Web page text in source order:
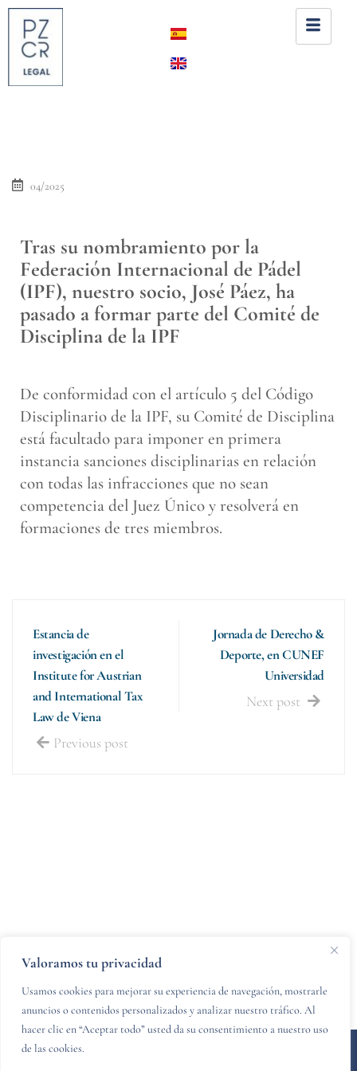
Valoramos tu privacidad
Usamos cookies para mejorar su experiencia de navegación, mostrarle
anuncios o contenidos personalizados y analizar nuestro tráfico. Al
hacer clic en “Aceptar todo” usted da su consentimiento a nuestro uso
de las cookies.
04/2025
Tras su nombramiento por la
Federación Internacional de Pádel
(IPF), nuestro socio, José Páez, ha
pasado a formar parte del Comité de
Disciplina de la IPF
De conformidad con el artículo 5 del Código
Disciplinario de la IPF, su Comité de Disciplina
está facultado para imponer en primera
instancia sanciones disciplinarias en relación
con todas las infracciones que no sean
competencia del Juez Único y resolverá en
formaciones de tres miembros.
Estancia de
investigación en el
Institute for Austrian
and International Tax
Law de Viena
Previous post
Jornada de Derecho &
Deporte, en CUNEF
Universidad
Next post